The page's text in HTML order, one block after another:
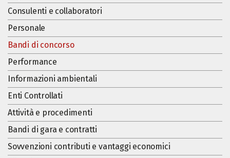
Consulenti e collaboratori
Personale
Bandi di concorso
Performance
Informazioni ambientali
Enti Controllati
Attività e procedimenti
Bandi di gara e contratti
Sovvenzioni contributi e vantaggi economici